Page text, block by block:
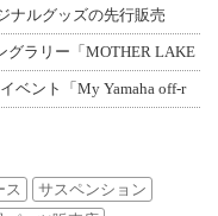
ナルグッズの先行販売
グラリー「MOTHER LAKE
ベント「My Yamaha off-r
ス
サスペンション